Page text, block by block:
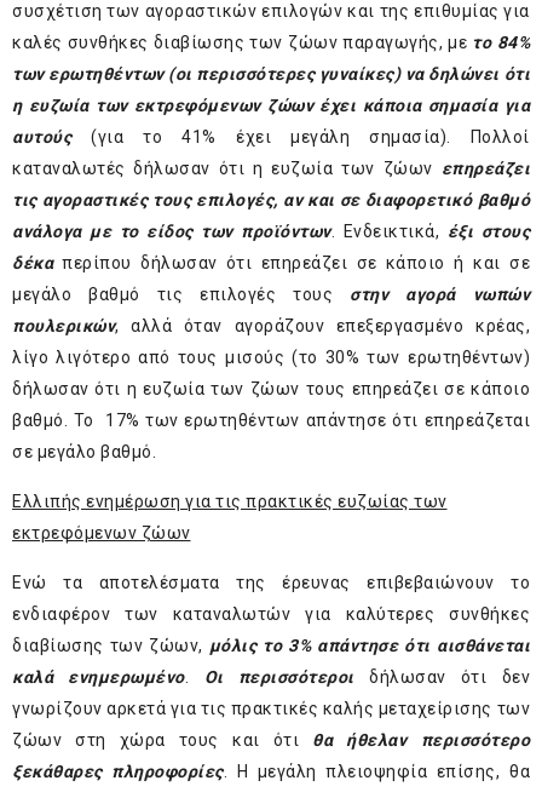
συσχέτιση των αγοραστικών επιλογών και της επιθυμίας για
καλές συνθήκες διαβίωσης των ζώων παραγωγής, με το 84%
των ερωτηθέντων (οι περισσότερες γυναίκες) να δηλώνει ότι
η ευζωία των εκτρεφόμενων ζώων έχει κάποια σημασία για
αυτούς(για το 41% έχει μεγάλη σημασία). Πολλοί
καταναλωτές δήλωσαν ότι η ευζωία των ζώων επηρεάζει
τις αγοραστικές τους επιλογές, αν και σε διαφορετικό βαθμό
ανάλογα με το είδος των προϊόντων. Ενδεικτικά, έξι στους
δέκαπερίπου δήλωσαν ότι επηρεάζει σε κάποιο ή και σε
μεγάλο βαθμό τις επιλογές τους στην αγορά νωπών
πουλερικών, αλλά όταν αγοράζουν επεξεργασμένο κρέας,
λίγο λιγότερο από τους μισούς (το 30% των ερωτηθέντων)
δήλωσαν ότι η ευζωία των ζώων τους επηρεάζει σε κάποιο
βαθμό. Το 17% των ερωτηθέντων απάντησε ότι επηρεάζεται
σε μεγάλο βαθμό.
Ελλιπής ενημέρωση για τις πρακτικές ευζωίας των
εκτρεφόμενων ζώων
Ενώ τα αποτελέσματα της έρευνας επιβεβαιώνουν το
ενδιαφέρον των καταναλωτών για καλύτερες συνθήκες
διαβίωσης των ζώων, μόλις το 3% απάντησε ότι αισθάνεται
καλά ενημερωμένο. Οι περισσότεροι δήλωσαν ότι δεν
γνωρίζουν αρκετά για τις πρακτικές καλής μεταχείρισης των
ζώων στη χώρα τους και ότι θα ήθελαν περισσότερο
ξεκάθαρες πληροφορίες. Η μεγάλη πλειοψηφία επίσης, θα